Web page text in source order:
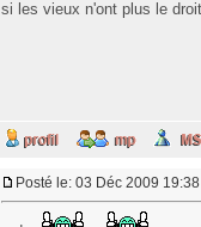
si les vieux n'ont plus le
Posté le: 03 Déc 2009 19:38